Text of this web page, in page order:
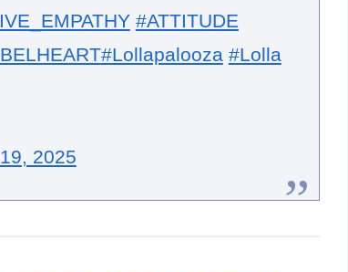
#ATTITUDE
#Lollapalooza #Lolla
2025